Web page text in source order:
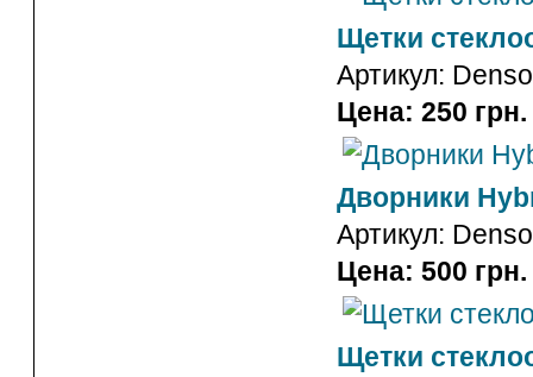
Щетки
Артикул: Denso
Цена: 250 грн.
Дворники
Артикул: Denso
Цена: 500 грн.
Щетки